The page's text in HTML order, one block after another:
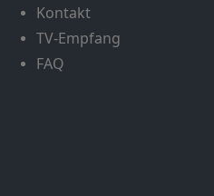
Kontakt
TV-Empfang
FAQ